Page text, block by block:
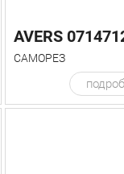
AVERS
САМОРЕЗ